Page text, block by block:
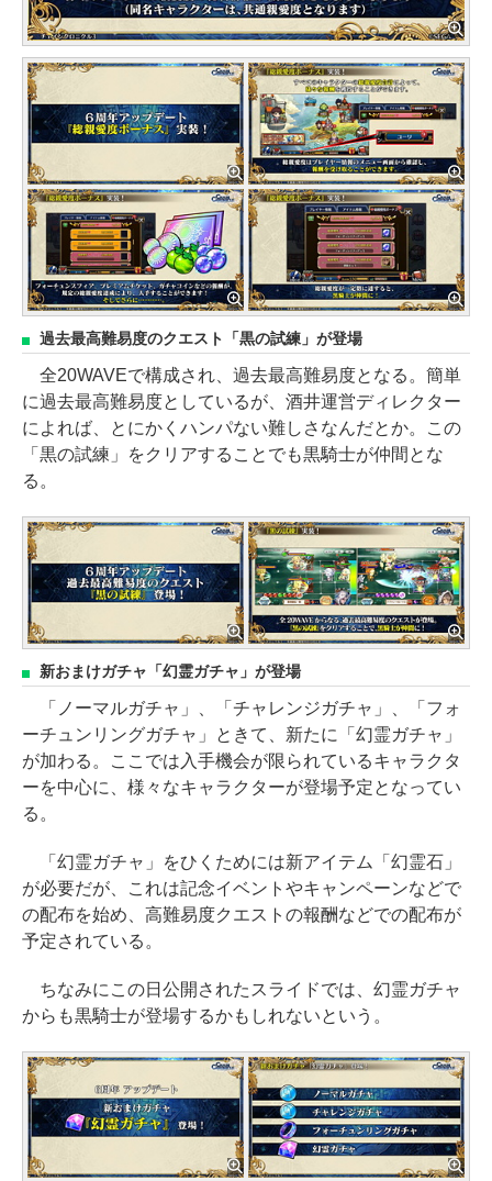
過去最高難易度のクエスト「黒の試練」が登場
全20WAVEで構成され、過去最高難易度となる。簡単
に過去最高難易度としているが、酒井運営ディレクター
によれば、とにかくハンパない難しさなんだとか。この
「黒の試練」をクリアすることでも黒騎士が仲間とな
る。
新おまけガチャ「幻霊ガチャ」が登場
「ノーマルガチャ」、「チャレンジガチャ」、「フォ
ーチュンリングガチャ」ときて、新たに「幻霊ガチャ」
が加わる。ここでは入手機会が限られているキャラクタ
ーを中心に、様々なキャラクターが登場予定となってい
る。
「幻霊ガチャ」をひくためには新アイテム「幻霊石」
が必要だが、これは記念イベントやキャンペーンなどで
の配布を始め、高難易度クエストの報酬などでの配布が
予定されている。
ちなみにこの日公開されたスライドでは、幻霊ガチャ
からも黒騎士が登場するかもしれないという。